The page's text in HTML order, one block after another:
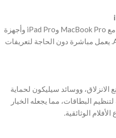
– يأتي بمنفذ Type-C أصلي متوافق مع MacBook Pro وiPad Pro وأجهزة
Windows 11 وأنظمة iOS وAndroid. يعمل مباشرة دون الحاجة لتعريفات
الانزلاق، ووسائد سيليكون لحماية
البطاقات، مما يجعله الخيار